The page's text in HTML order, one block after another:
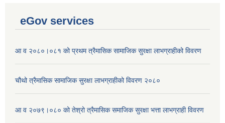
eGov services
आ व २०८०।०८१ को प्रथम त्रैमासिक सामाजिक सुरक्षा लाभग्राहीको विवरण
चौथो त्रैमासिक सामाजिक सुरक्षा लाभग्राहीको विवरण २०८०
आ व २०७९।०८० को तेश्रो त्रैमासिक समाजिक सुरक्षा भत्ता लाभग्राही विवरण